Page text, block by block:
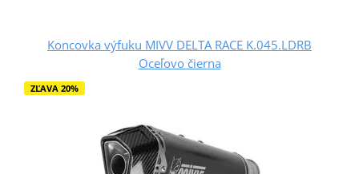
Koncovka výfuku MIVV DELTA RACE K.045.LDRB
Oceľovo čierna
ZĽAVA 20%